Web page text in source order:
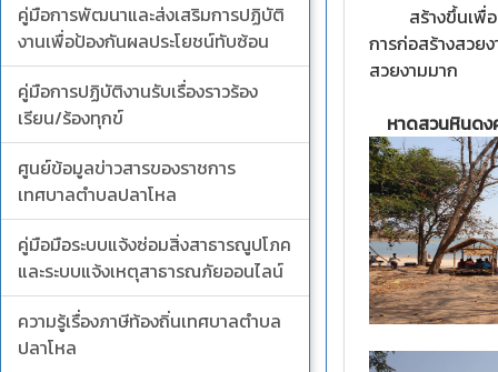
คู่มือการพัฒนาและส่งเสริมการปฏิบัติ
งานเพื่อป้องกันผลประโยชน์ทับซ้อน
คู่มือการปฏิบัติงานรับเรื่องราวร้อง
เรียน/ร้องทุกข์
ศูนย์ข้อมูลข่าวสารของราชการ
เทศบาลตำบลปลาโหล
คู่มือมือระบบแจ้งซ่อมสิ่งสาธารณูปโภค
และระบบแจ้งเหตุสาธารณภัยออนไลน์
ความรู้เรื่องภาษีท้องถิ่นเทศบาลตำบล
ปลาโหล
สร้างขึ้นเพื่อเ
การก่อสร้างสวย
สวยงามมาก
หาดสวนหินดง